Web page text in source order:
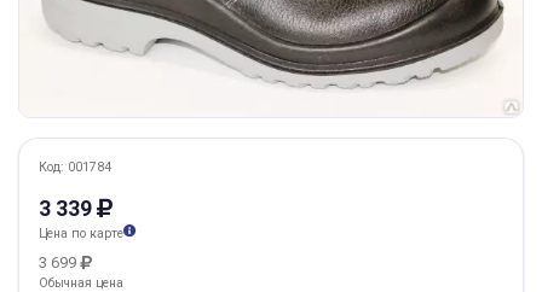
Код: 001784
3 339
Цена по карте
3 699
Обычная цена